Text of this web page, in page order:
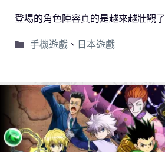
登場的角色陣容真的是越來越壯觀了
手機遊戲、 日本遊戲